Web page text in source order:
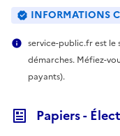
INFORMATIONS
service-public.fr est le
démarches. Méfiez-
payants).
Papiers -